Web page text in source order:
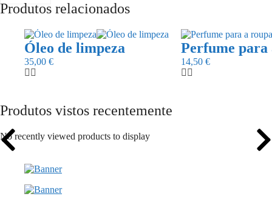
Produtos relacionados
Óleo de limpeza
35,00 €
Perfume
14,50 €
Produtos vistos recentemente
No recently viewed products to display